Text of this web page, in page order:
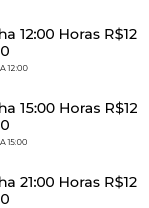
12:00 Horas R$12
12:00
15:00 Horas R$12
15:00
21:00 Horas R$12